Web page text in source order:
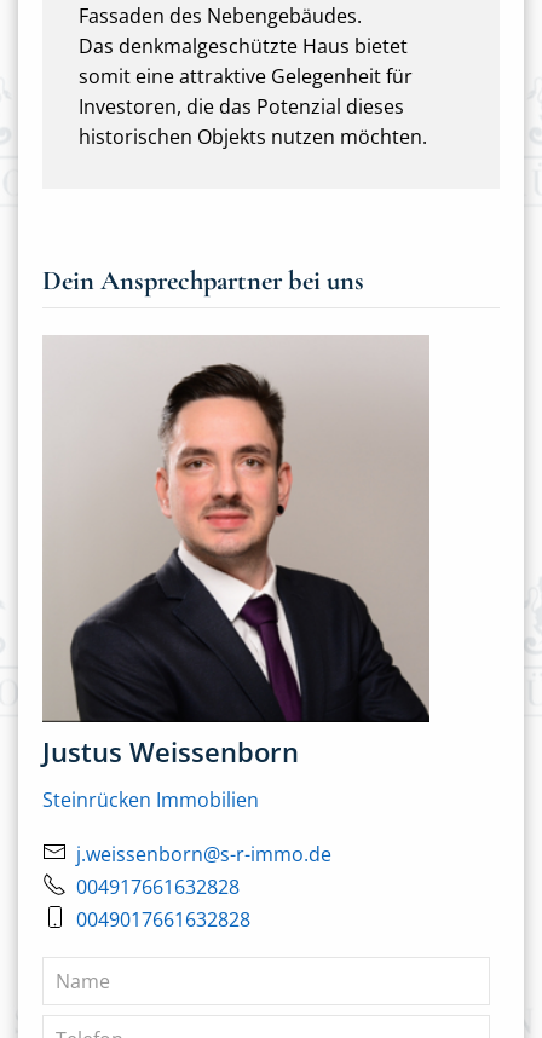
Fassaden des Nebengebäudes.
Das denkmalgeschützte Haus bietet
somit eine attraktive Gelegenheit für
Investoren, die das Potenzial dieses
historischen Objekts nutzen möchten.
Dein Ansprechpartner bei uns
Justus Weissenborn
Steinrücken Immobilien
j.weissenborn@s-r-immo.de
004917661632828
0049017661632828